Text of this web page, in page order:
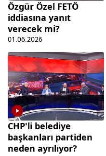
Özgür Özel FETÖ
iddiasına yanıt
verecek mi?
01.06.2026
CHP'li belediye
başkanları partiden
neden ayrılıyor?